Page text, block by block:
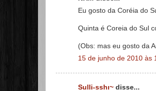
Eu gosto da Coréia do
Quinta é Coreia do Sul
(Obs: mas eu gosto da
15 de junho de 2010 às
Sulli-sshı~ disse...